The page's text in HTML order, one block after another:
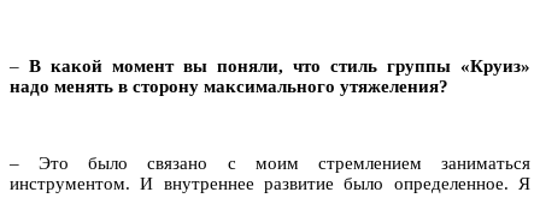
– В какой момент вы поняли, что стиль группы «Круиз»
надо менять в сторону максимального утяжеления?
– Это было связано с моим стремлением заниматься
инструментом. И внутреннее развитие было определенное. Я